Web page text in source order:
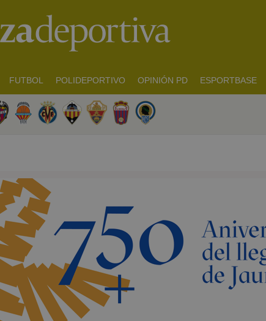
FUTBOL POLIDEPORTIVO OPINIÓN PD ESPORTBASE